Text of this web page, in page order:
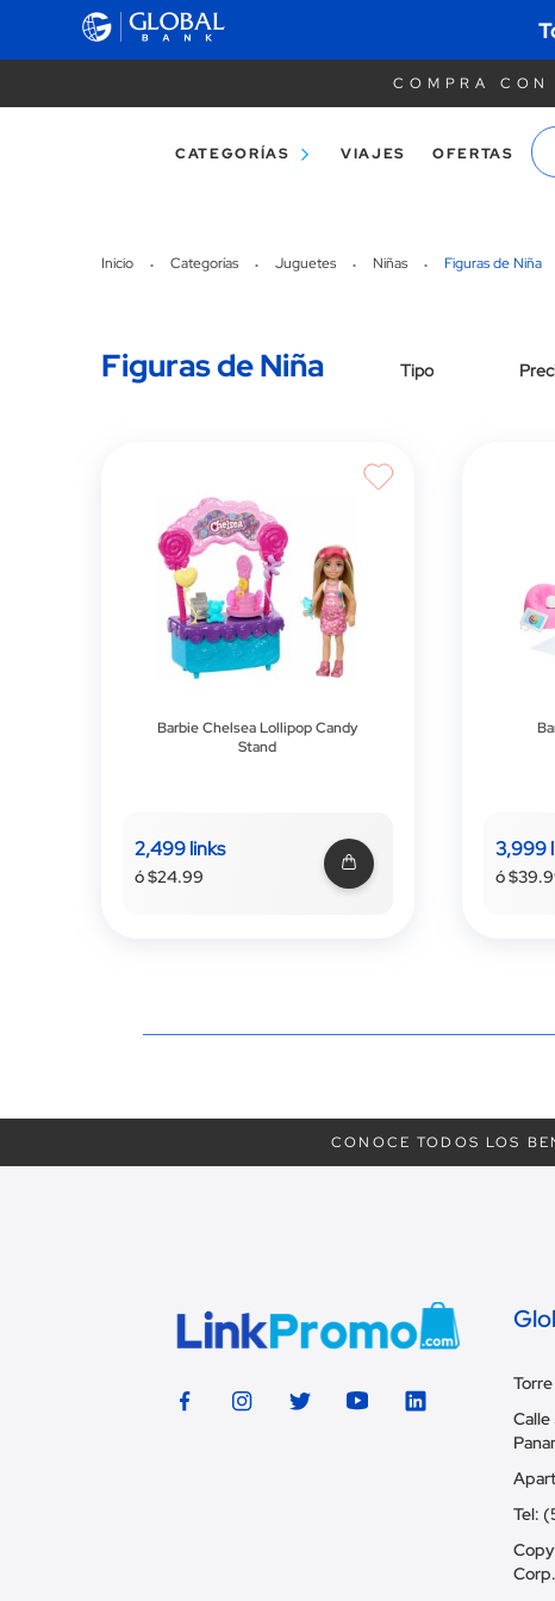
COMPRA
CATEGORÍAS VIAJES OFERTAS
Inicio Categorías Juguetes Niñas Figuras de Niña
Figuras de Niña Tipo
Barbie Chelsea Lollipop Candy
Stand
2,499 links
ó $24.99
3,999
ó
CONOCE TODOS LOS
Tel:
Corp.